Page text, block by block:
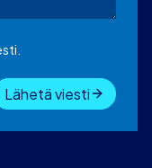
Lähetä viesti